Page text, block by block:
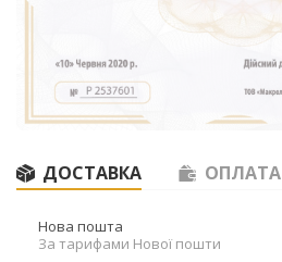
ДОСТАВКА ОПЛАТА
Нова пошта
За тарифами Нової пошти